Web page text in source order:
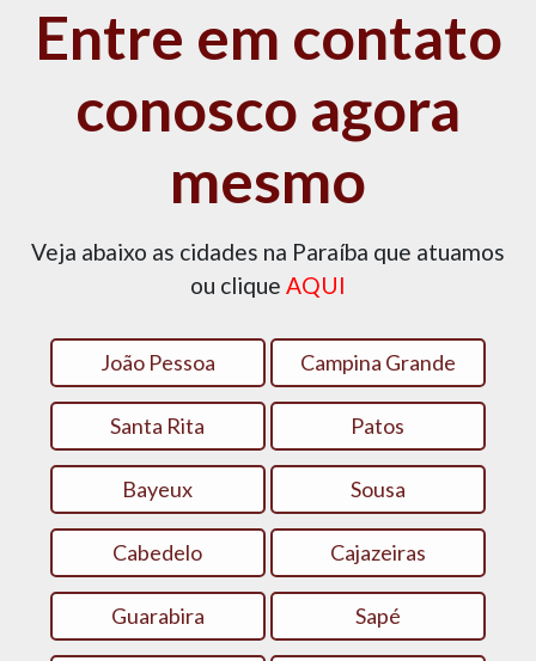
Entre em contato
conosco agora
mesmo
Veja abaixo as cidades na Paraíba que atuamos
ou clique AQUI
João Pessoa Campina Grande
Santa Rita Patos‎
Bayeux Sousa
Cabedelo Cajazeiras
Guarabira Sapé